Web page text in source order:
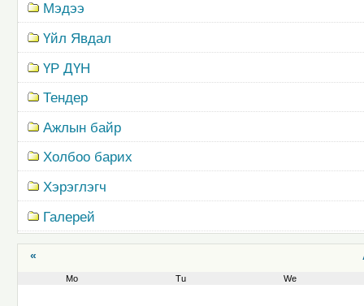
Мэдээ
Үйл Явдал
ҮР ДҮН
Тендер
Ажлын байр
Холбоо барих
Хэрэглэгч
Галерей
«
Mo Tu We